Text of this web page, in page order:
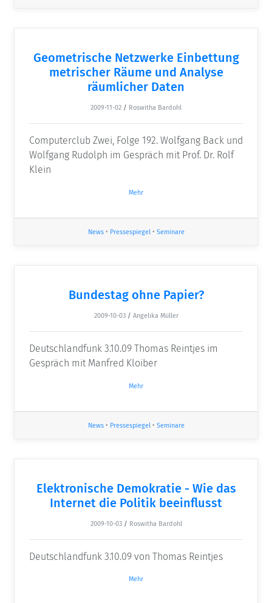
Geometrische Netzwerke Einbettung
metrischer Räume und Analyse
räumlicher Daten
2009-11-02 / Roswitha Bardohl
Computerclub Zwei, Folge 192. Wolfgang Back und
Wolfgang Rudolph im Gespräch mit Prof. Dr. Rolf
Klein
Mehr
News• Pressespiegel• Seminare
Bundestag ohne Papier?
2009-10-03 / Angelika Müller
Deutschlandfunk 3.10.09 Thomas Reintjes im
Gespräch mit Manfred Kloiber
Mehr
News• Pressespiegel • Seminare
Elektronische Demokratie - Wie das
Internet die Politik beeinflusst
2009-10-03 / Roswitha Bardohl
Deutschlandfunk 3.10.09 von Thomas Reintjes
Mehr